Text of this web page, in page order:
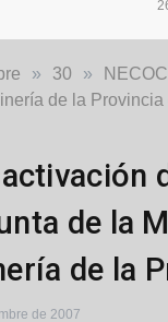
» 30 »
de la Provincia
de la
de la
de 2007